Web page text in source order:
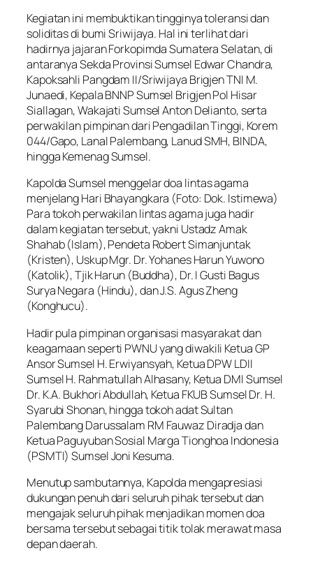
Kegiatan ini membuktikan tingginya toleransi dan
soliditas di bumi Sriwijaya. Hal ini terlihat dari
hadirnya jajaran Forkopimda Sumatera Selatan, di
antaranya Sekda Provinsi Sumsel Edwar Chandra,
Kapoksahli Pangdam II/Sriwijaya Brigjen TNI M.
Junaedi, Kepala BNNP Sumsel Brigjen Pol Hisar
Siallagan, Wakajati Sumsel Anton Delianto, serta
perwakilan pimpinan dari Pengadilan Tinggi, Korem
044/Gapo, Lanal Palembang, Lanud SMH, BINDA,
hingga Kemenag Sumsel.
Kapolda Sumsel menggelar doa lintas agama
menjelang Hari Bhayangkara (Foto: Dok. Istimewa)
Para tokoh perwakilan lintas agama juga hadir
dalam kegiatan tersebut, yakni Ustadz Amak
Shahab (Islam), Pendeta Robert Simanjuntak
(Kristen), Uskup Mgr. Dr. Yohanes Harun Yuwono
(Katolik), Tjik Harun (Buddha), Dr. I Gusti Bagus
Surya Negara (Hindu), dan J.S. Agus Zheng
(Konghucu).
Hadir pula pimpinan organisasi masyarakat dan
keagamaan seperti PWNU yang diwakili Ketua GP
Ansor Sumsel H. Erwiyansyah, Ketua DPW LDII
Sumsel H. Rahmatullah Alhasany, Ketua DMI Sumsel
Dr. K.A. Bukhori Abdullah, Ketua FKUB Sumsel Dr. H.
Syarubi Shonan, hingga tokoh adat Sultan
Palembang Darussalam RM Fauwaz Diradja dan
Ketua Paguyuban Sosial Marga Tionghoa Indonesia
(PSMTI) Sumsel Joni Kesuma.
Menutup sambutannya, Kapolda mengapresiasi
dukungan penuh dari seluruh pihak tersebut dan
mengajak seluruh pihak menjadikan momen doa
bersama tersebut sebagai titik tolak merawat masa
depan daerah.